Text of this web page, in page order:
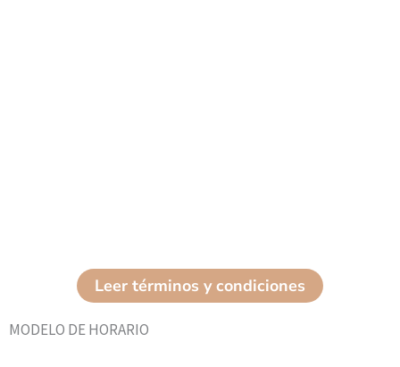
Leer términos y condiciones
MODELO DE HORARIO